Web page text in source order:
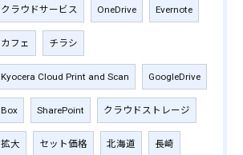
クラウドサービス OneDrive Evernote
カフェ チラシ
Kyocera Cloud Print and Scan GoogleDrive
Box SharePoint クラウドストレージ
拡大 セット価格 北海道 長崎